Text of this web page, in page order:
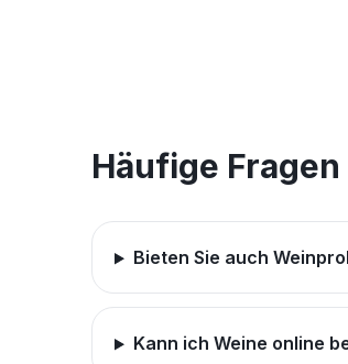
Häufige Fragen
Bieten Sie auch
Kann ich Weine online